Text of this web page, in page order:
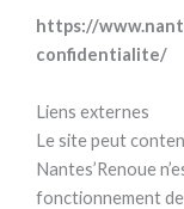
https://
confidentialite/
Liens externes
Le site peut
Nantes’Renoue
fonctionnement